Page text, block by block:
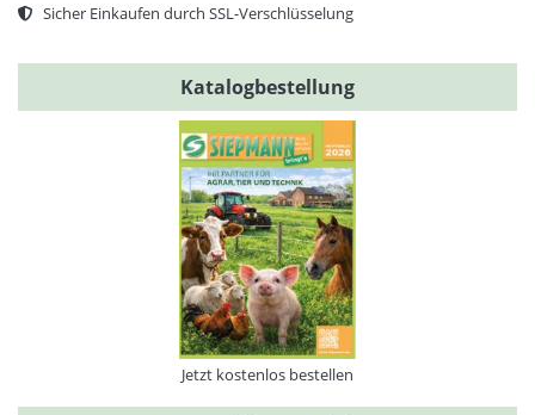
Sicher Einkaufen durch SSL-Verschlüsselung
Katalogbestellung
Jetzt kostenlos bestellen